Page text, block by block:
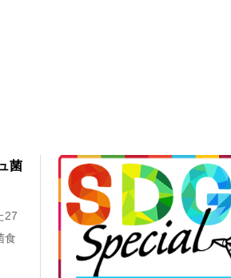
菌
27
食